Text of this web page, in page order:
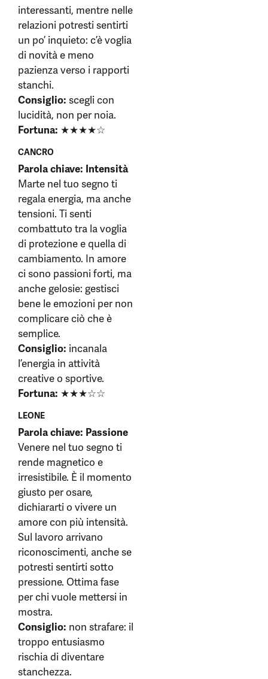
interessanti, mentre nelle
relazioni potresti sentirti
un po’ inquieto: c’è voglia
di novità e meno
pazienza verso i rapporti
stanchi.
Consiglio: scegli con
lucidità, non per noia.
Fortuna: ★★★★☆
CANCRO
Parola chiave: Intensità
Marte nel tuo segno ti
regala energia, ma anche
tensioni. Ti senti
combattuto tra la voglia
di protezione e quella di
cambiamento. In amore
ci sono passioni forti, ma
anche gelosie: gestisci
bene le emozioni per non
complicare ciò che è
semplice.
Consiglio: incanala
l’energia in attività
creative o sportive.
Fortuna: ★★★☆☆
LEONE
Parola chiave: Passione
Venere nel tuo segno ti
rende magnetico e
irresistibile. È il momento
giusto per osare,
dichiararti o vivere un
amore con più intensità.
Sul lavoro arrivano
riconoscimenti, anche se
potresti sentirti sotto
pressione. Ottima fase
per chi vuole mettersi in
mostra.
Consiglio: non strafare: il
troppo entusiasmo
rischia di diventare
stanchezza.